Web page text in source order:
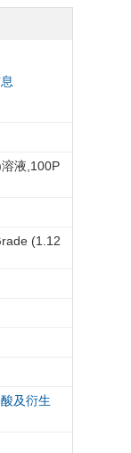
液,100P
(1.12
及衍生